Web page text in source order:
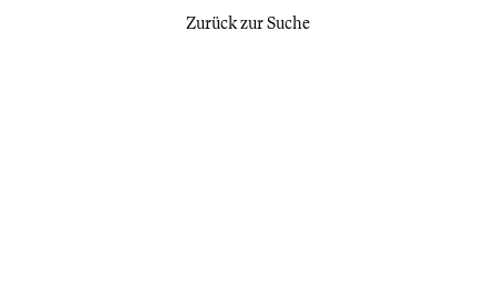
Zurück zur Suche